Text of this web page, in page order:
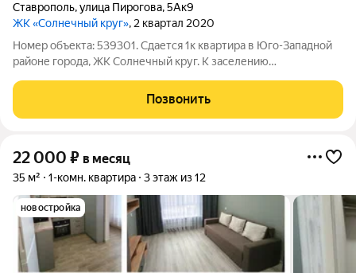
Ставрополь,улица Пирогова,5Ак9
ЖК «Солнечный круг», 2 квартал 2020
Номер объекта: 539301. Сдается 1к квартира в Юго-Западной
районе города, ЖК Солнечный круг. К заселению
2 человек. - улица Пирогова 5ак9 (ЖК Перспективный
кирпично-монолитный дома, парковки,
Позвонить
22 000 ₽ в месяц
35 м² 1-комн. квартира 3 этаж из 12
новостройка